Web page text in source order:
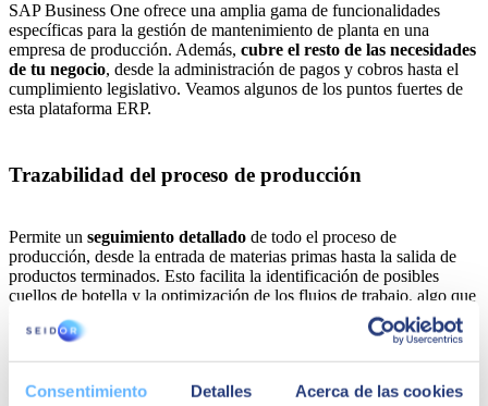
Consentimiento Detalles Acerca de las cookies
SAP Business One ofrece una amplia gama de funcionalidades
específicas para la gestión de mantenimiento de planta en una
empresa de producción. Además, cubre el resto de las necesidades
de tu negocio, desde la administración de pagos y cobros hasta el
cumplimiento legislativo. Veamos algunos de los puntos fuertes de
esta plataforma ERP.
Trazabilidad del proceso de producción
Permite un seguimiento detallado de todo el proceso de
producción, desde la entrada de materias primas hasta la salida de
productos terminados. Esto facilita la identificación de posibles
cuellos de botella y la optimización de los flujos de trabajo, algo que
permite identificar problemas más rápido.
Gestión de activos